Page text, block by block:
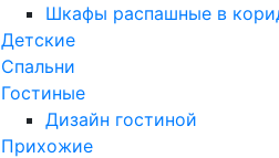
Шкафы распашные в
Детские
Спальни
Гостиные
Дизайн гостиной
Прихожие